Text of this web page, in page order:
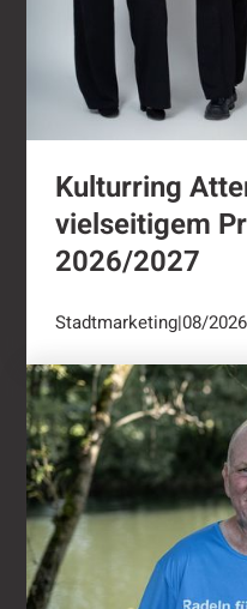
Kulturring
vielseitigem
2026/2027
Stadtmarketing|08/2026
"Oli radelt"...nach